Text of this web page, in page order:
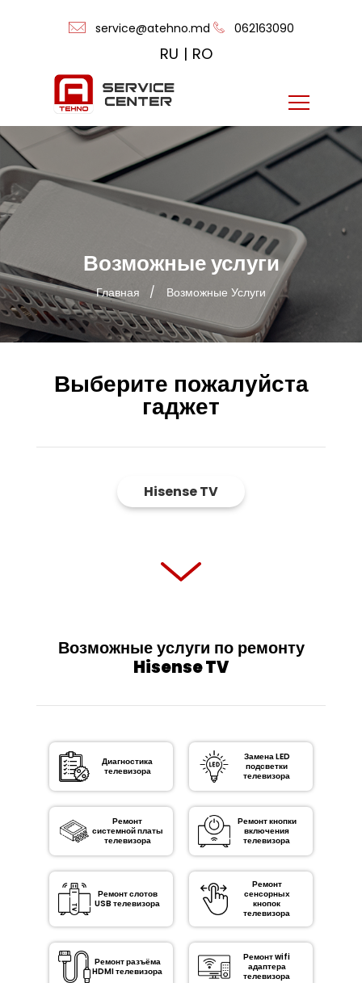
service@atehno.md 062163090
RU | RO
Возможные услуги
Главная Возможные Услуги
Выберите пожалуйста
гаджет
Hisense TV
Возможные услуги по ремонту
Hisense TV
Диагностика
телевизора
Замена LED
подсветки
телевизора
Ремонт
системной платы
телевизора
Ремонт кнопки
включения
телевизора
Ремонт слотов
USB телевизора
Ремонт
сенсорных
кнопок
телевизора
Ремонт разъёма
HDMI телевизора
Ремонт wifi
адаптера
телевизора